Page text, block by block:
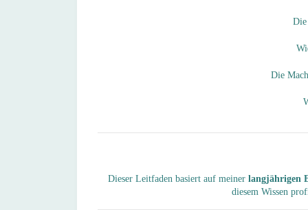
Die
Die
Dieser Leitfaden basiert auf meiner langjährigen
diesem Wissen